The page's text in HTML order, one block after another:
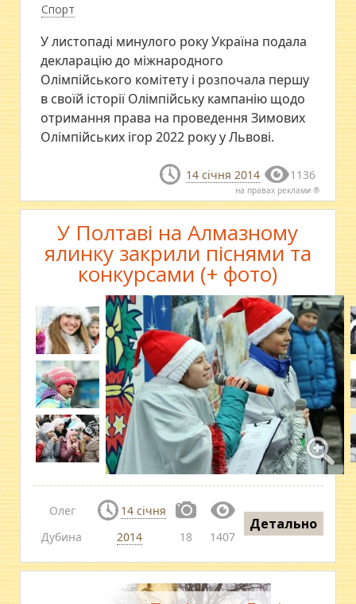
Спорт
У листопаді минулого року Україна подала
декларацію до міжнародного
Олімпійського комітету і розпочала першу
в своїй історії Олімпійську кампанію щодо
отримання права на проведення Зимових
Олімпійських ігор 2022 року у Львові.
14 січня 2014 1136
на правах реклами ®
У Полтаві на Алмазному
ялинку закрили піснями та
конкурсами (+ фото)
Олег
Дубина
14 січня
2014
18 1407
Детально